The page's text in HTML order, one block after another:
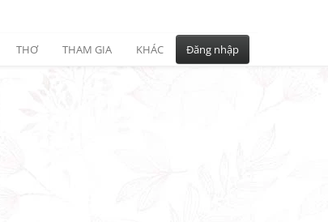
THƠ THAM GIA KHÁC Đăng nhập